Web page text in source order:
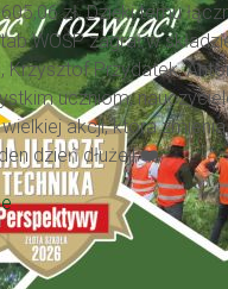
zł. Dzięki temu
WOŚP zagrał w
Krzysztof Przydatek,
uczniom,
akcji, która
dzień dłużej! ❤️